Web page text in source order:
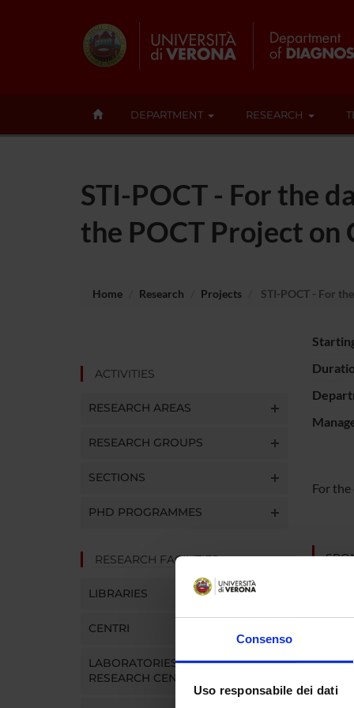
Consenso
Uso responsabile dei dati
DEPARTMENT RESEARCH
STI-POCT - For the
the POCT Project
Home Research Projects STI-POCT - For
ACTIVITIES
RESEARCH AREAS
RESEARCH GROUPS
SECTIONS
PHD PROGRAMMES
RESEARCH FACILITIES
LIBRARIES
CENTRI
LABORATORIES AND
RESEARCH CENTRES
For